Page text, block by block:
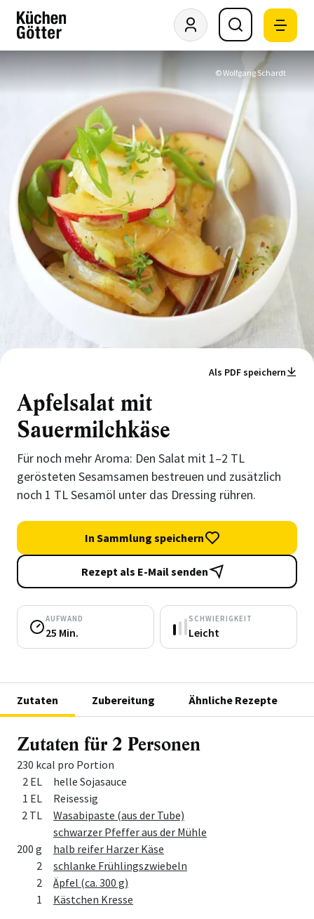
© Wolfgang Schardt
Als PDF speichern
Apfelsalat mit
Sauermilchkäse
Für noch mehr Aroma: Den Salat mit 1–2 TL
gerösteten Sesamsamen bestreuen und zusätzlich
noch 1 TL Sesamöl unter das Dressing rühren.
In Sammlung speichern
Rezept als E-Mail senden
AUFWAND
25 Min.
SCHWIERIGKEIT
Leicht
Zutaten Zubereitung Ähnliche Rezepte
Zutaten für 2 Personen
230 kcal pro Portion
Menge
Zutat
2 EL
helle Sojasauce
1 EL
Reisessig
2 TL
Wasabipaste (aus der Tube)
schwarzer Pfeffer aus der Mühle
200 g
halb reifer Harzer Käse
2
schlanke Frühlingszwiebeln
2
Äpfel (ca. 300 g)
1
Kästchen Kresse